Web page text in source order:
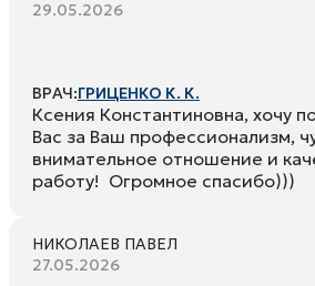
29.05.2026
ВРАЧ:ГРИЦЕНКО К. К.
Ксения Константиновна, хочу
Вас за Ваш профессионализм,
внимательное отношение и
работу! Огромное спасибо)))
НИКОЛАЕВ ПАВЕЛ
27.05.2026